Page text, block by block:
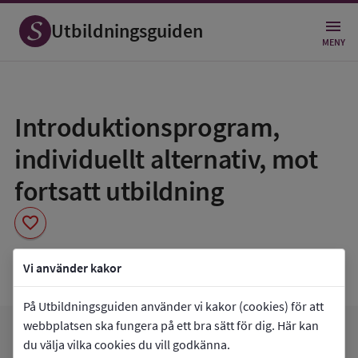
Vi använder kakor
På Utbildningsguiden använder vi kakor (cookies) för att
webbplatsen ska fungera på ett bra sätt för dig. Här kan
du välja vilka cookies du vill godkänna.
Utbildningsguiden MENY
Introduktionsprogram,
individuellt alternativ, mot
fortsatt utbildning
favorite
som
favorit
Nacka Gymnasium
Gå tillNacka Gymnasiumarrow_forward Mina favoriter